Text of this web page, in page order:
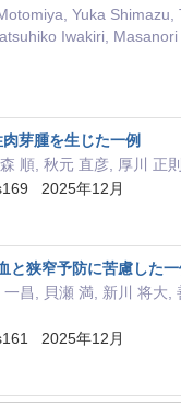
Yuka
Iwakiri, Masanori
芽腫を生じた一例
順, 秋元 直彦, 厚川 正
2025年12月
と狭窄予防に苦慮した一
昌, 貝瀬 満, 新川 将大
2025年12月